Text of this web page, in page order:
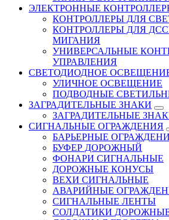
ЭЛЕКТРОННЫЕ
КОНТРОЛЛЕРЫ ДЛЯ
КОНТРОЛЛЕРЫ ДЛЯ
МИГАНИЯ
УНИВЕРСАЛЬНЫЕ
УПРАВЛЕНИЯ
СВЕТОДИОДНОЕ
УЛИЧНОЕ ОСВЕЩЕНИЕ
ПОДВОДНЫЕ
ЗАГРАДИТЕЛЬНЫЕ ЗНАКИ
ЗАГРАДИТЕЛЬНЫЕ
СИГНАЛЬНЫЕ ОГРАЖДЕНИЯ
БАРЬЕРНЫЕ
БУФЕР ДОРОЖНЫЙ
ФОНАРИ СИГНАЛЬНЫЕ
ДОРОЖНЫЕ КОНУСЫ
ВЕХИ СИГНАЛЬНЫЕ
АВАРИЙНЫЕ
СИГНАЛЬНЫЕ ЛЕНТЫ
СОЛДАТИКИ